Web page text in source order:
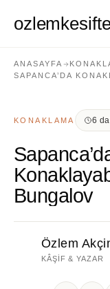
ANASAYFA
SAPANCA’DA
KONAKLAMA 6
Bungalov
Özlem
KÂŞIF & YAZAR